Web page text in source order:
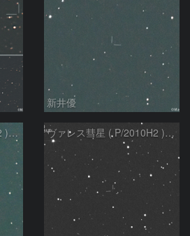
新井優
ヴァレス彗星 ( P/2010H2 ) ：2025/06/01 ヴァレス彗星 ( P/2010H2 ) :2022/01/03